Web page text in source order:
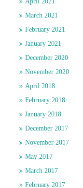
March 2021
February 2021
January 2021
December 2020
November 2020
April 2018
February 2018
January 2018
December 2017
November 2017
May 2017
March 2017
February 2017